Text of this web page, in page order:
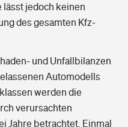
lässt jedoch keinen
des gesamten Kfz-
und Unfallbilanzen
Automodells
werden die
verursachten
Jahre betrachtet. Einmal